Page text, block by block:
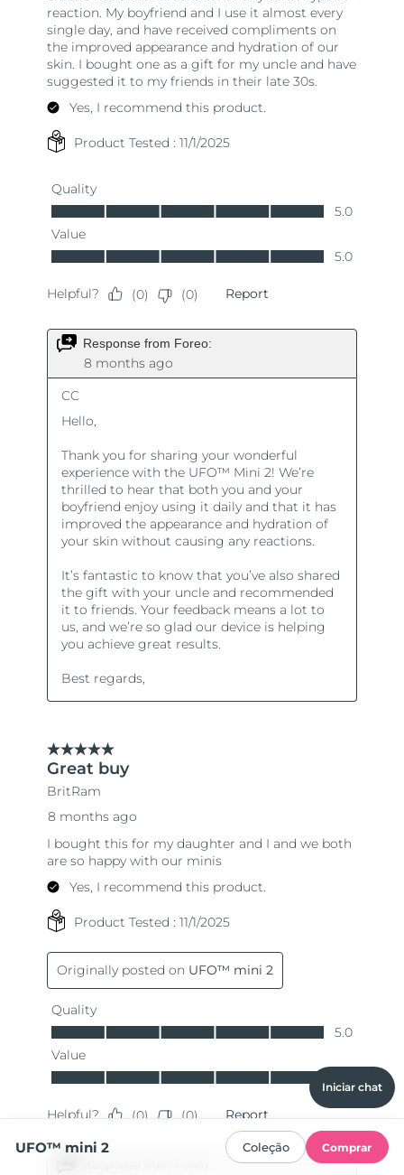
Iniciar chat
UFO™ mini 2 Coleção Comprar